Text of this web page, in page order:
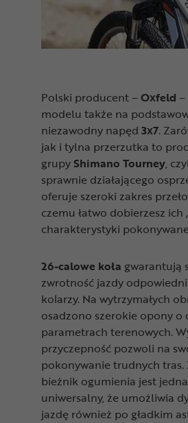
Polski producent –Oxfeld
modelu także na
niezawodny napęd 3x7.
jak i tylna przerzutka to
grupyShimano Tourney,
sprawnie działającego
oferuje szeroki zakres
czemu łatwo dobierzesz ich
charakterystyki
26-calowe koła gwarantują
zwrotność jazdy
kolarzy. Na wytrzymałych
osadzono szerokie opony o
parametrach terenowych.
przyczepność pozwoli na
pokonywanie trudnych tras.
bieżnik ogumienia jest
uniwersalny, że umożliwia
jazdę również po gładkim